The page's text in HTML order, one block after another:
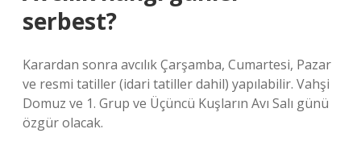
serbest?
Karardan sonra avcılık Çarşamba, Cumartesi, Pazar
ve resmi tatiller (idari tatiller dahil) yapılabilir. Vahşi
Domuz ve 1. Grup ve Üçüncü Kuşların Avı Salı günü
özgür olacak.